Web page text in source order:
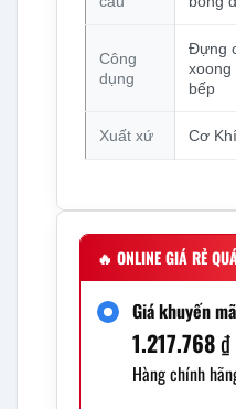
Công
dụng
Đựng
xoong
bếp
Xuất xứ Cơ
🔥 ONLINE GIÁ RẺ
Giá khuyến
1.217.768₫
Hàng chính